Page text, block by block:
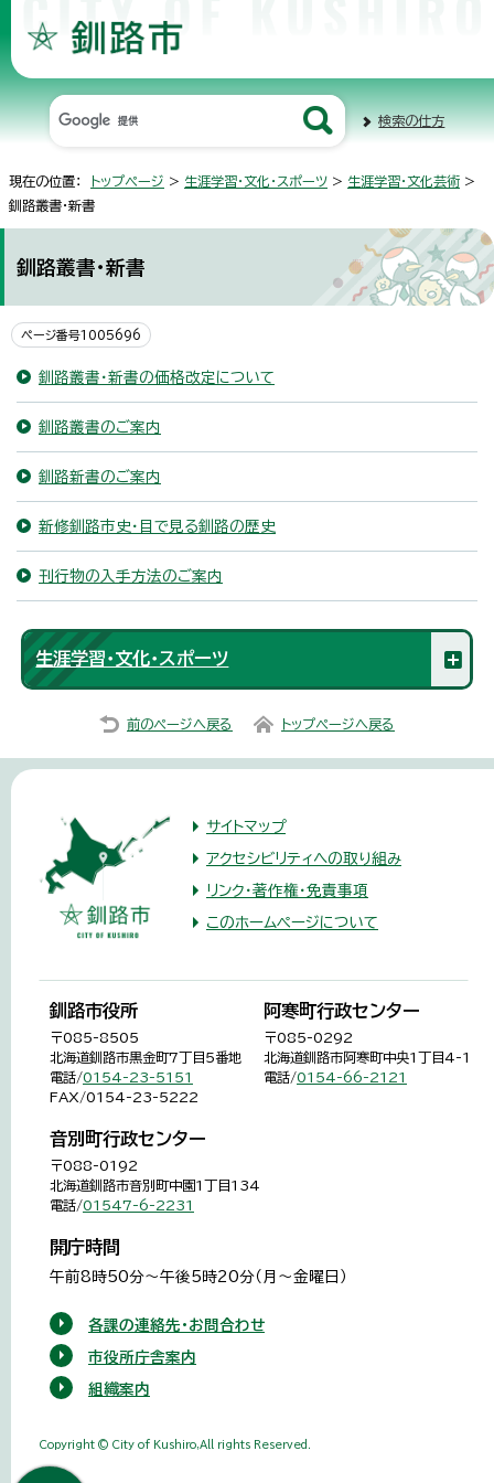
検索の仕方
現在の位置： トップページ > 生涯学習・文化・スポーツ > 生涯学習・文化芸術 >
釧路叢書・新書
釧路叢書・新書
ページ番号1005696
釧路叢書・新書の価格改定について
釧路叢書のご案内
釧路新書のご案内
新修釧路市史・目で見る釧路の歴史
刊行物の入手方法のご案内
生涯学習・文化・スポーツ
前のページへ戻る トップページへ戻る
サイトマップ
アクセシビリティへの取り組み
リンク・著作権・免責事項
このホームページについて
釧路市役所
〒085-8505
北海道釧路市黒金町7丁目5番地
電話/0154-23-5151
FAX/0154-23-5222
阿寒町行政センター
〒085-0292
北海道釧路市阿寒町中央1丁目4-1
電話/0154-66-2121
音別町行政センター
〒088-0192
北海道釧路市音別町中園1丁目134
電話/01547-6-2231
開庁時間
午前8時50分～午後5時20分（月～金曜日）
各課の連絡先・お問合わせ
市役所庁舎案内
組織案内
Copyright © City of Kushiro,All rights Reserved.